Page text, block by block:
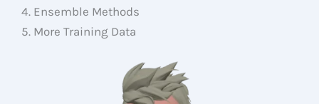
4. Ensemble Methods
5. More Training Data